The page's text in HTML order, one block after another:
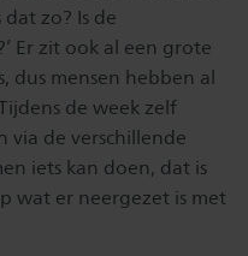
zo? Is de
Er zit ook al een grote
dus mensen hebben al
de week zelf
via de verschillende
iets kan doen, dat is
wat er neergezet is met